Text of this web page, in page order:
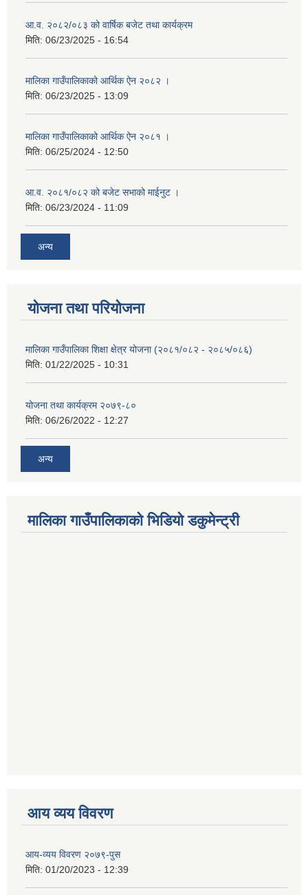
आ.व. २०८२/०८३ को वार्षिक बजेट तथा कार्यक्रम
मिति: 06/23/2025 - 16:54
मालिका गाउँपालिकाको आर्थिक ऐन २०८२ ।
मिति: 06/23/2025 - 13:09
मालिका गाउँपालिकाको आर्थिक ऐन २०८१ ।
मिति: 06/25/2024 - 12:50
आ.व. २०८१/०८२ को बजेट सभाको माईनुट ।
मिति: 06/23/2024 - 11:09
अन्य
योजना तथा परियोजना
मालिका गाउँपालिका शिक्षा क्षेत्र योजना (२०८१/०८२ - २०८५/०८६)
मिति: 01/22/2025 - 10:31
योजना तथा कार्यक्रम २०७९-८०
मिति: 06/26/2022 - 12:27
अन्य
मालिका गाउँपालिकाको भिडियो डकुमेन्ट्री
आय व्यय विवरण
आय-व्यय विवरण २०७९-पुस
मिति: 01/20/2023 - 12:39